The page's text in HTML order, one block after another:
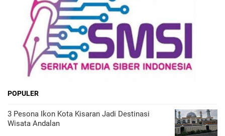
POPULER
3 Pesona Ikon Kota Kisaran Jadi Destinasi
Wisata Andalan